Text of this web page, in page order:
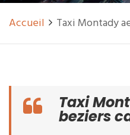
Accueil Taxi Montady
Taxi
beziers